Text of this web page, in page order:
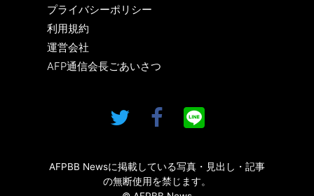
プライバシーポリシー
利用規約
運営会社
AFP通信会長ごあいさつ
AFPBB Newsに掲載している写真・見出し・記事
の無断使用を禁じます。